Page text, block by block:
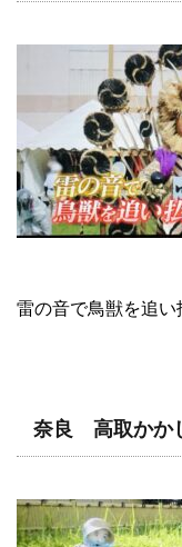
雷の音で鳥獣を追い
奈良 高取かか